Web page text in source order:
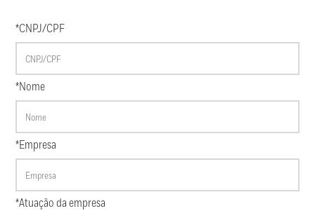
*CNPJ/CPF
*Nome
*Empresa
*Atuação da empresa